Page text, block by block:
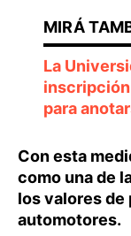
La
inscripción
para
Con esta
como una de
los valores de
automotores.